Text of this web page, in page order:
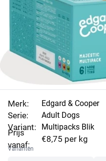
Merk:
Serie:
Variant:
Prijs
vanaf:
Edgard & Cooper
Adult Dogs
Multipacks Blik
€8,75 per kg
Varianten